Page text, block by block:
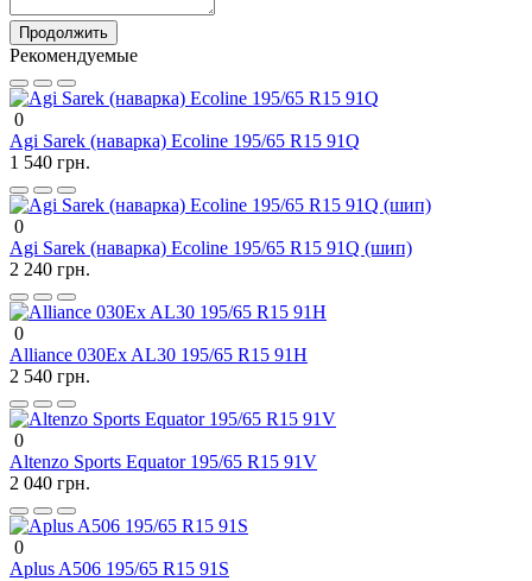
Продолжить
Рекомендуемые
0
Agi Sarek (наварка) Ecoline 195/65 R15 91Q
1 540 грн.
0
Agi Sarek (наварка) Ecoline 195/65 R15 91Q (шип)
2 240 грн.
0
Alliance 030Ex AL30 195/65 R15 91H
2 540 грн.
0
Altenzo Sports Equator 195/65 R15 91V
2 040 грн.
0
Aplus A506 195/65 R15 91S